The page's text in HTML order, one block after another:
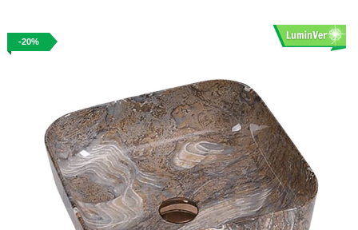
-20%